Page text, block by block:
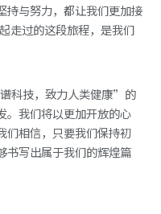
持与努力，都让我们更加接
走过的这段旅程，是我们
科技，致力人类健康”的
。我们将以更加开放的心
们相信，只要我们保持初
书写出属于我们的辉煌篇